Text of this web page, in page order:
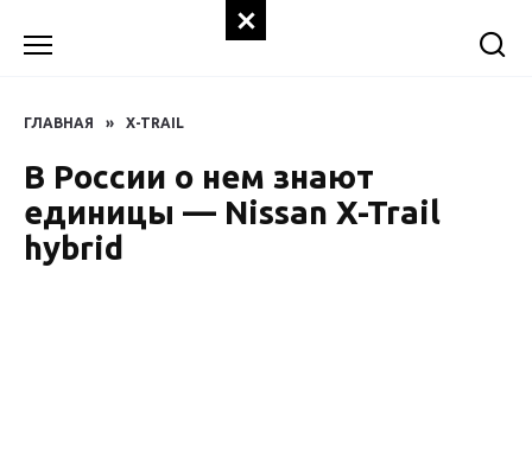
ГЛАВНАЯ » X-TRAIL
В России о нем знают
единицы — Nissan X-Trail
hybrid